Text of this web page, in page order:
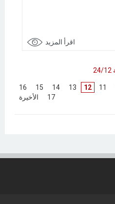
اقرأ المزيد
11
12
13
14
15
16
17 الأخيرة